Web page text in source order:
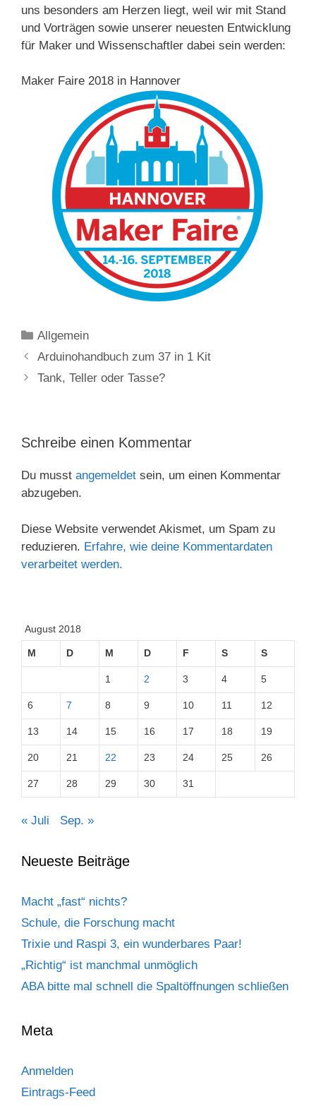
uns besonders am Herzen liegt, weil wir mit Stand
und Vorträgen sowie unserer neuesten Entwicklung
für Maker und Wissenschaftler dabei sein werden:
Maker Faire 2018 in Hannover
Kategorien
Allgemein
Arduinohandbuch zum 37 in 1 Kit
Tank, Teller oder Tasse?
Schreibe einen Kommentar
Du musst angemeldet sein, um einen Kommentar
abzugeben.
Diese Website verwendet Akismet, um Spam zu
reduzieren. Erfahre, wie deine Kommentardaten
verarbeitet werden.
August 2018
M D M D F S S
1 2 3 4 5
6 7 8 9 10 11 12
13 14 15 16 17 18 19
20 21 22 23 24 25 26
27 28 29 30 31
« Juli Sep. »
Neueste Beiträge
Macht „fast“ nichts?
Schule, die Forschung macht
Trixie und Raspi 3, ein wunderbares Paar!
„Richtig“ ist manchmal unmöglich
ABA bitte mal schnell die Spaltöffnungen schließen
Meta
Anmelden
Eintrags-Feed